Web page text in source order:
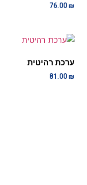
76.00₪
ערכת רהיטית
81.00₪